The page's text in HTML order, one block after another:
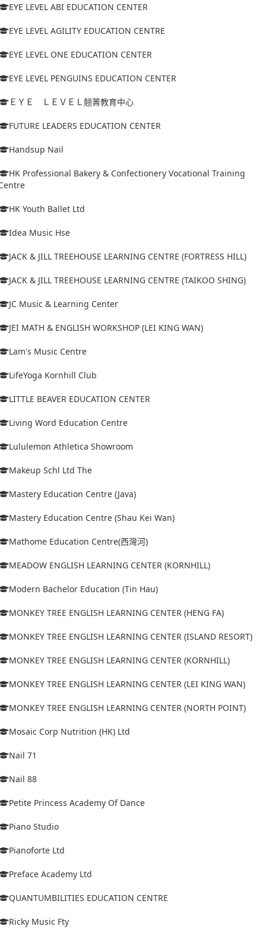
EYE LEVEL ABI EDUCATION CENTER
EYE LEVEL AGILITY EDUCATION CENTRE
EYE LEVEL ONE EDUCATION CENTER
EYE LEVEL PENGUINS EDUCATION CENTER
ＥＹＥ ＬＥＶＥＬ翹菁教育中心
FUTURE LEADERS EDUCATION CENTER
Handsup Nail
HK Professional Bakery & Confectionery Vocational Training
HK Youth Ballet Ltd
Idea Music Hse
JACK & JILL TREEHOUSE LEARNING CENTRE (FORTRESS HILL)
JACK & JILL TREEHOUSE LEARNING CENTRE (TAIKOO SHING)
JC Music & Learning Center
JEI MATH & ENGLISH WORKSHOP (LEI KING WAN)
Lam's Music Centre
LifeYoga Kornhill Club
LITTLE BEAVER EDUCATION CENTER
Living Word Education Centre
Lululemon Athletica Showroom
Makeup Schl Ltd The
Mastery Education Centre (Java)
Mastery Education Centre (Shau Kei Wan)
Mathome Education Centre(西灣河)
MEADOW ENGLISH LEARNING CENTER (KORNHILL)
Modern Bachelor Education (Tin Hau)
MONKEY TREE ENGLISH LEARNING CENTER (HENG FA)
MONKEY TREE ENGLISH LEARNING CENTER (ISLAND RESORT)
MONKEY TREE ENGLISH LEARNING CENTER (KORNHILL)
MONKEY TREE ENGLISH LEARNING CENTER (LEI KING WAN)
MONKEY TREE ENGLISH LEARNING CENTER (NORTH POINT)
Mosaic Corp Nutrition (HK) Ltd
Nail 71
Nail 88
Petite Princess Academy Of Dance
Piano Studio
Pianoforte Ltd
Preface Academy Ltd
QUANTUMBILITIES EDUCATION CENTRE
Ricky Music Fty